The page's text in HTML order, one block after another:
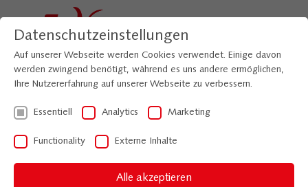
Venedig
Datenschutzeinstellungen
Auf unserer Webseite werden Cookies verwendet. Einige davon
werden zwingend benötigt, während es uns andere ermöglichen,
Ihre Nutzererfahrung auf unserer Webseite zu verbessern.
Essentiell Analytics Marketing
Functionality Externe Inhalte
Alle akzeptieren